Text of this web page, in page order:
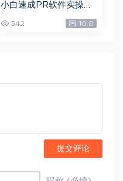
小白速成PR软件实操：
20节短视频赚钱课，教
你月入过万（完结），
542 10.0
提交评论